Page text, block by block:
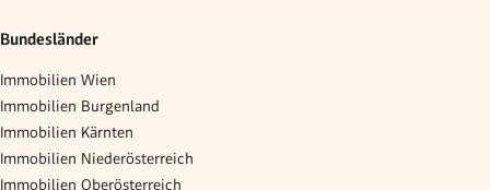
Bundesländer
Immobilien Wien
Immobilien Burgenland
Immobilien Kärnten
Immobilien Niederösterreich
Immobilien Oberösterreich